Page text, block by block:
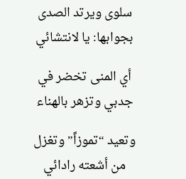
سلوى ويرتد الصدى
بجوابها: يا لانتشائي
أي المنى تخضر في
جدبي وتزهر بالهناء
وتعيد “تموزاً” وتغزل
من أشعته رادائي